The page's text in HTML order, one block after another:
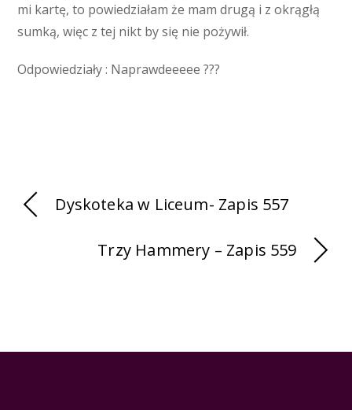
mi kartę, to powiedziałam że mam drugą i z okrągłą
sumką, więc z tej nikt by się nie pożywił.
Odpowiedziały : Naprawdeeeee ???
Dyskoteka w Liceum- Zapis 557
Trzy Hammery – Zapis 559